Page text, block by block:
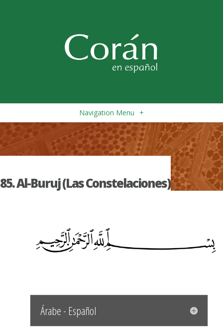
Navigation Menu +
85. Al-Buruj (Las Constelaciones)
Árabe - Español